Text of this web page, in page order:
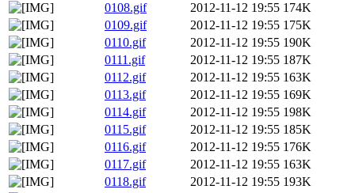
0108.gif
2012-11-12 19:55 174K
0109.gif
2012-11-12 19:55 175K
0110.gif
2012-11-12 19:55 190K
0111.gif
2012-11-12 19:55 187K
0112.gif
2012-11-12 19:55 163K
0113.gif
2012-11-12 19:55 169K
0114.gif
2012-11-12 19:55 198K
0115.gif
2012-11-12 19:55 185K
0116.gif
2012-11-12 19:55 176K
0117.gif
2012-11-12 19:55 163K
0118.gif
2012-11-12 19:55 193K